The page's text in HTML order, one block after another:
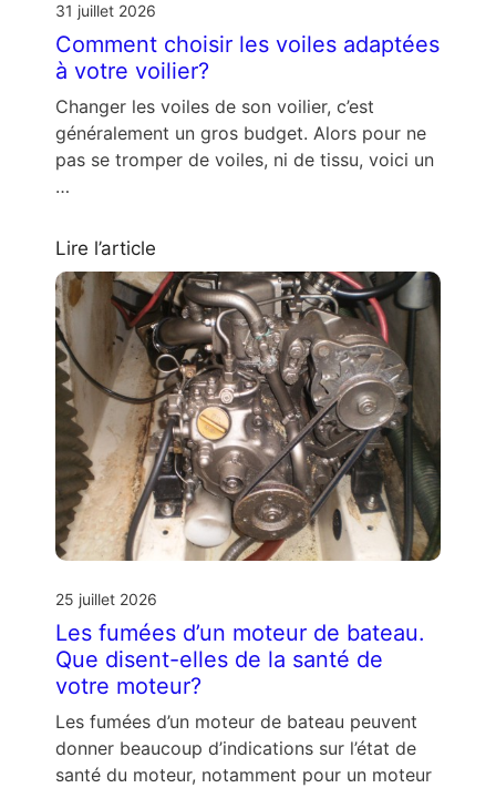
31 juillet 2026
Comment choisir les voiles adaptées
à votre voilier?
Changer les voiles de son voilier, c’est
généralement un gros budget. Alors pour ne
pas se tromper de voiles, ni de tissu, voici un
…
Lire l’article
25 juillet 2026
Les fumées d’un moteur de bateau.
Que disent-elles de la santé de
votre moteur?
Les fumées d’un moteur de bateau peuvent
donner beaucoup d’indications sur l’état de
santé du moteur, notamment pour un moteur